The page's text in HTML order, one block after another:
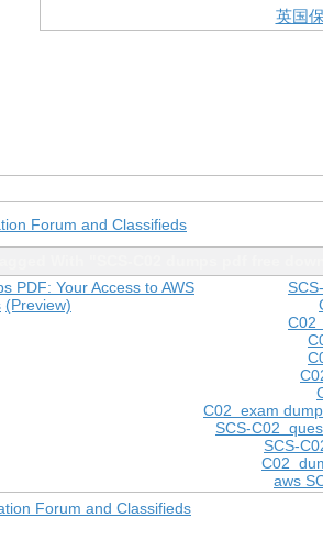
英国
Forum and Classifieds
C02
C02 exam
SCS-C02
SCS-
C02
aws
PDF: Your Access to AWS
(Preview)
Forum and Classifieds